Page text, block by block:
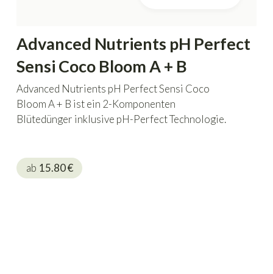
Advanced Nutrients pH Perfect
Sensi Coco Bloom A + B
Advanced Nutrients pH Perfect Sensi Coco
Bloom A + B ist ein 2-Komponenten
Blütedünger inklusive pH-Perfect Technologie.
ab 15.80€